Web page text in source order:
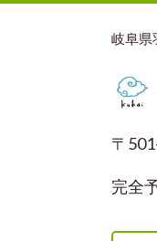
岐阜
〒
完全